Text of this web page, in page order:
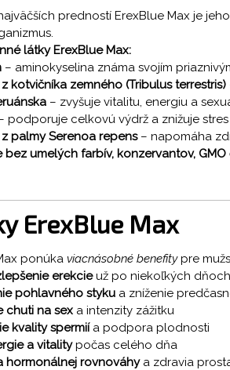
predností ErexBlue Max je jeho
látky ErexBlue Max:
– aminokyselina známa svojím
kotvičníka zemného (Tribulus terrestris)
– zvyšuje vitalitu, energiu a
podporuje celkovú výdrž a znižuje stres
palmy Serenoa repens– napomáha
bez umelých farbív, konzervantov,
ErexBlue Max
ponúka viacnásobné benefitypre
erekcieuž po niekoľkých
pohlavného styku a zníženie
chuti na sex a intenzity zážitku
kvality spermiía podpora plodnosti
a vitalitypočas celého dňa
hormonálnej rovnováhya zdravia